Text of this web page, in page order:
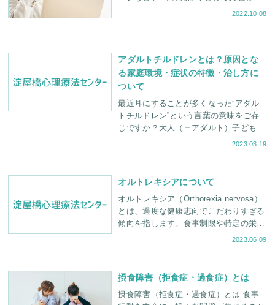
います。しかし、解離性障害はこれらの
2022.10.08
アダルトチルドレンとは？原因とな
る家庭環境・症状の特徴・治し方に
ついて
最近耳にすることが多くなった”アダル
トチルドレン”という言葉の意味をご存
じですか？大人（＝アダルト）子ども
（＝チルドレン）という言葉の響きから
2023.03.19
オルトレキシアについて
オルトレキシア（Orthorexia nervosa）
とは、過度な健康志向でこだわりすぎる
傾向を指します。食事制限や特定の栄養
素に過剰な関心を持ち、社会生活や心身
2023.06.09
摂食障害（拒食症・過食症）とは
摂食障害（拒食症・過食症）とは 食事